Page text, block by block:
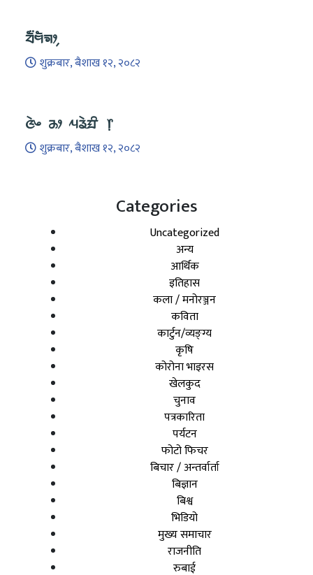
ᤔᤠ᤺ᤗᤠᤈᤣ᤹
शुक्रबार, बैशाख १२, २०८२
ᤜᤧᤴ ᤌᤣ ᤘᤕᤧᤀᤡ ᥅
शुक्रबार, बैशाख १२, २०८२
Categories
Uncategorized
अन्य
आर्थिक
इतिहास
कला / मनोरञ्जन
कविता
कार्टुन/व्यङ्ग्य
कृषि
कोरोना भाइरस
खेलकुद
चुनाव
पत्रकारिता
पर्यटन
फोटो फिचर
बिचार / अन्तर्वार्ता
बिज्ञान
बिश्व
भिडियो
मुख्य समाचार
राजनीति
रुबाई